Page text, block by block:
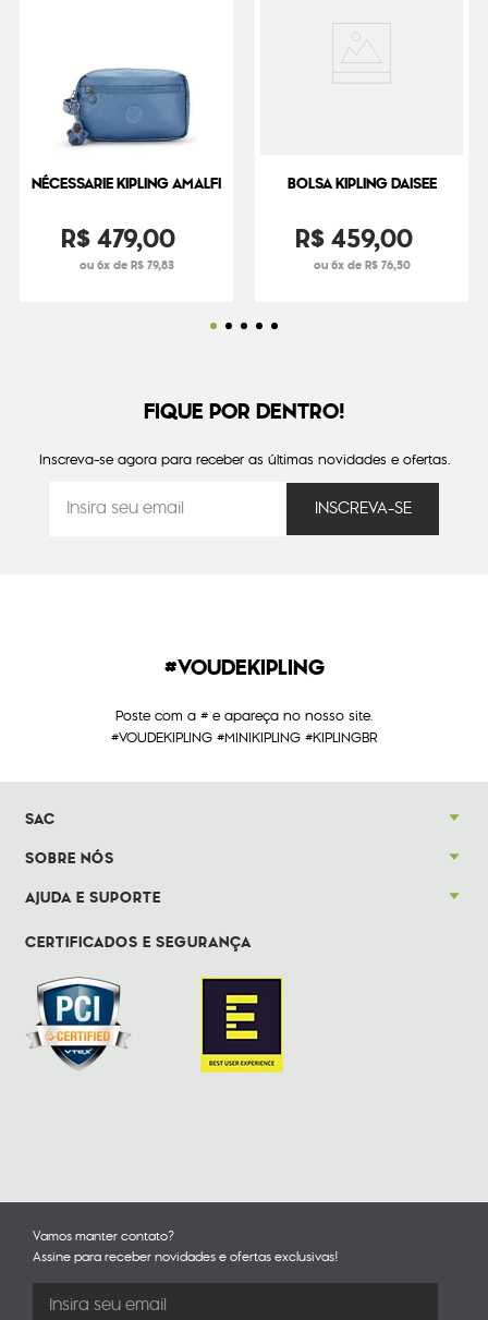
NÉCESSARIE KIPLING AMALFI
R$479,00
ou 6x de R$ 79,83
BOLSA KIPLING DAISEE
R$459,00
ou 6x de R$ 76,50
FIQUE POR DENTRO!
Inscreva-se agora para receber as últimas novidades e ofertas.
#VOUDEKIPLING
Poste com a # e apareça no nosso site.
#VOUDEKIPLING #MINIKIPLING #KIPLINGBR
SAC
SOBRE NÓS
AJUDA E SUPORTE
CERTIFICADOS E SEGURANÇA
Vamos manter contato?
Assine para receber novidades e ofertas exclusivas!